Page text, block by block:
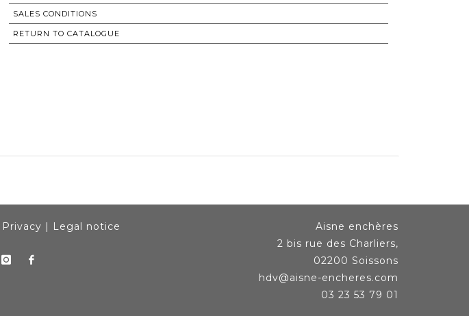
SALES CONDITIONS
RETURN TO CATALOGUE
Privacy | Legal notice
Aisne enchères
2 bis rue des Charliers,
02200 Soissons
hdv@aisne-encheres.com
03 23 53 79 01